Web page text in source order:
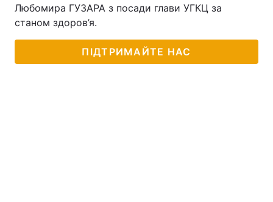
Контакти
Любомира ГУЗАРА з посади глави УГКЦ за
станом здоров’я.
ПІДТРИМАЙТЕ НАС